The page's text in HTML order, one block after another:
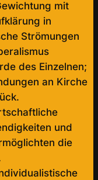
mit
in
Strömungen
des Einzelnen;
an Kirche
und
die